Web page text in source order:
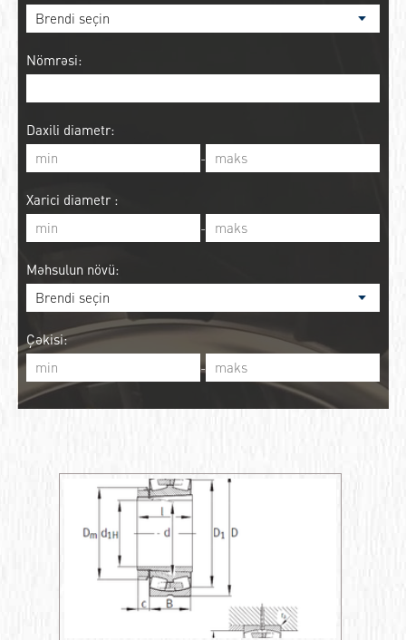
Nömrəsi:
Daxili diametr:
-
Xarici diametr :
-
Məhsulun növü:
Çəkisi:
-